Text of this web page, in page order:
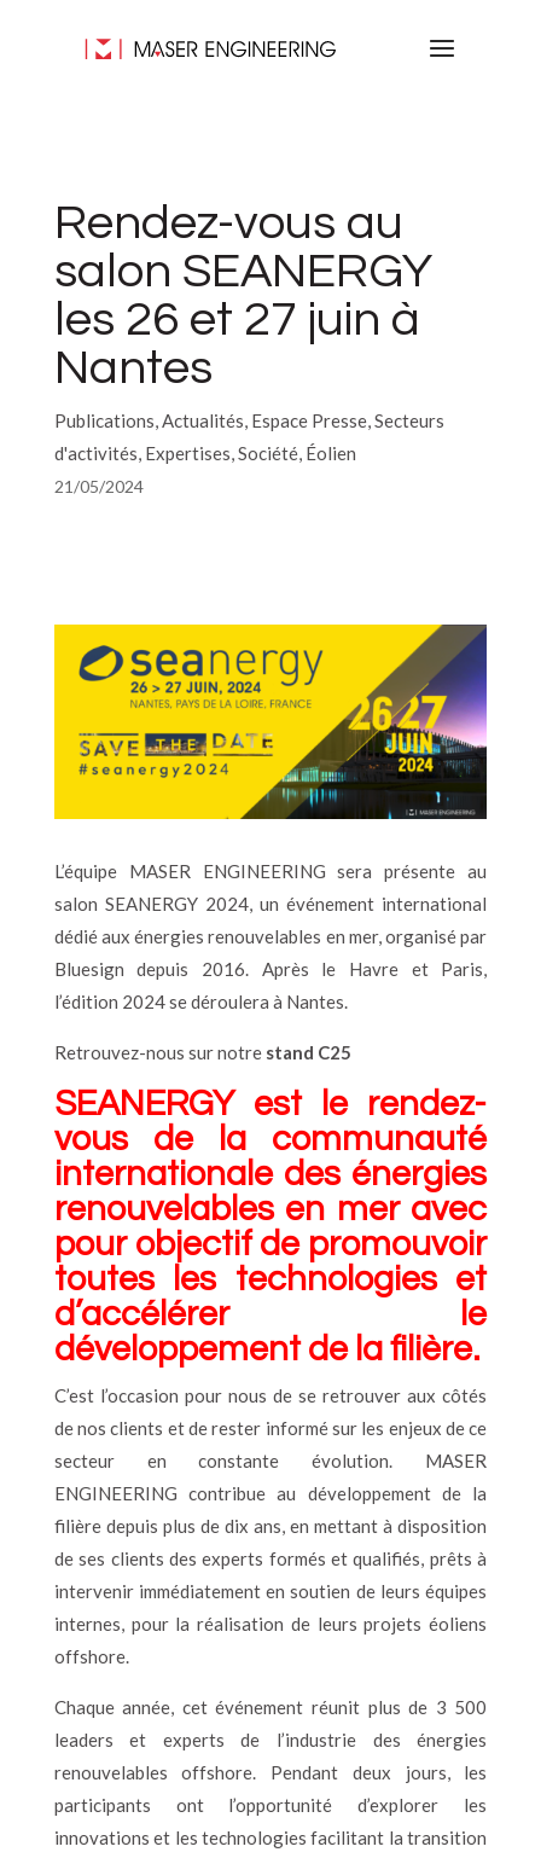
Rendez-vous au
salon SEANERGY
les 26 et 27 juin à
Nantes
Publications, Actualités, Espace Presse, Secteurs
d'activités, Expertises, Société, Éolien
21/05/2024
L’équipe MASER ENGINEERING sera présente au
salon SEANERGY 2024, un événement international
dédié aux énergies renouvelables en mer, organisé par
Bluesign depuis 2016. Après le Havre et Paris,
l’édition 2024 se déroulera à Nantes.
Retrouvez-nous sur notrestand C25
SEANERGY est le rendez-
vous de la communauté
internationale des énergies
renouvelables en mer avec
pour objectif de promouvoir
toutes les technologies et
d’accélérer le
développement de la filière.
C’est l’occasion pour nous de se retrouver aux côtés
de nos clients et de rester informé sur les enjeux de ce
secteur en constante évolution. MASER
ENGINEERING contribue au développement de la
filière depuis plus de dix ans, en mettant à disposition
de ses clients des experts formés et qualifiés, prêts à
intervenir immédiatement en soutien de leurs équipes
internes, pour la réalisation de leurs projets éoliens
offshore.
Chaque année, cet événement réunit plus de 3 500
leaders et experts de l’industrie des énergies
renouvelables offshore. Pendant deux jours, les
participants ont l’opportunité d’explorer les
innovations et les technologies facilitant la transition